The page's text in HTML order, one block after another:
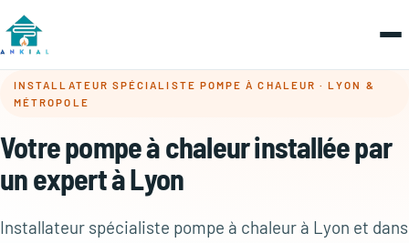
INSTALLATEUR SPÉCIALISTE POMPE À CHALEUR · LYON &
MÉTROPOLE
Votre pompe à chaleur installée par
un expert à Lyon
Installateur spécialiste pompe à chaleur à Lyon et dans